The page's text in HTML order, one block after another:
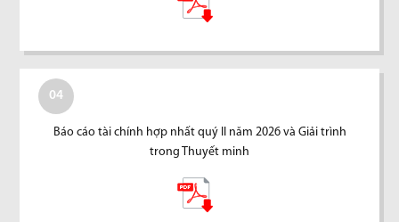
04
Báo cáo tài chính hợp nhất quý II năm 2026 và Giải trình
trong Thuyết minh